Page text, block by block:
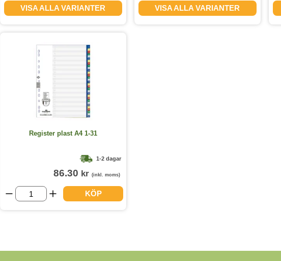
VISA ALLA VARIANTER VISA ALLA VARIANTER
Register plast A4 1-31
1-2 dagar
86.30 kr (inkl. moms)
KÖP